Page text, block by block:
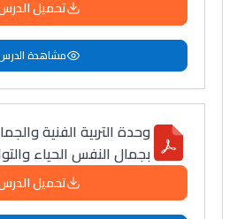
تحميل
مشاهدة
وحدة التربية الفنية
بجمال النفس الحياء
تحميل